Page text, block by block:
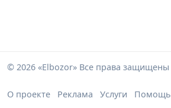
© 2026 «Elbozor» Все права защищены
О проекте Реклама Услуги Помощь